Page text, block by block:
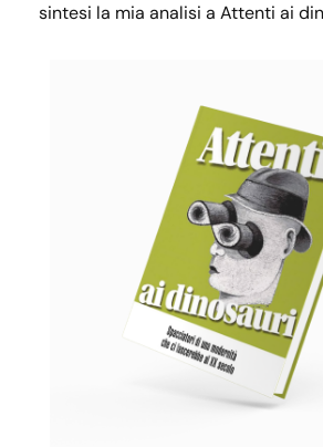
sintesi la mia analisi a Attenti ai